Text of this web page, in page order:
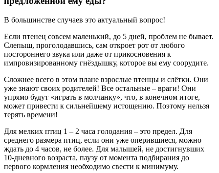
В большинстве случаев это актуальный вопрос!
Если птенец совсем маленький, до 5 дней, проблем не бывает.
Слепыш, проголодавшись, сам откроет рот от любого
постороннего звука или даже от прикосновения к
импровизированному гнёздышку, которое вы ему соорудите.
Сложнее всего в этом плане взрослые птенцы и слётки. Они
уже знают своих родителей! Все остальные – враги! Они
упрямо будут «играть в молчанку», что, в конечном итоге,
может привести к сильнейшему истощению. Поэтому нельзя
терять времени!
Для мелких птиц 1 – 2 часа голодания – это предел. Для
среднего размера птиц, если они уже оперившиеся, можно
ждать до 4 часов, не более. Для малышей, не достигнувших
10-дневного возраста, паузу от момента подбирания до
первого кормления необходимо свести к минимуму.